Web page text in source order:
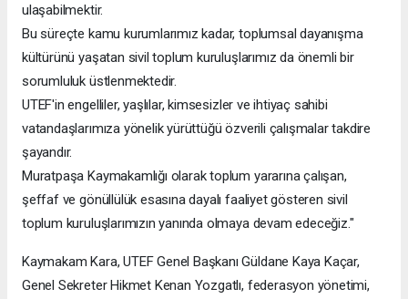
ulaşabilmektir.
Bu süreçte kamu kurumlarımız kadar, toplumsal dayanışma
kültürünü yaşatan sivil toplum kuruluşlarımız da önemli bir
sorumluluk üstlenmektedir.
UTEF'in engelliler, yaşlılar, kimsesizler ve ihtiyaç sahibi
vatandaşlarımıza yönelik yürüttüğü özverili çalışmalar takdire
şayandır.
Muratpaşa Kaymakamlığı olarak toplum yararına çalışan,
şeffaf ve gönüllülük esasına dayalı faaliyet gösteren sivil
toplum kuruluşlarımızın yanında olmaya devam edeceğiz."
Kaymakam Kara, UTEF Genel Başkanı Güldane Kaya Kaçar,
Genel Sekreter Hikmet Kenan Yozgatlı, federasyon yönetimi,